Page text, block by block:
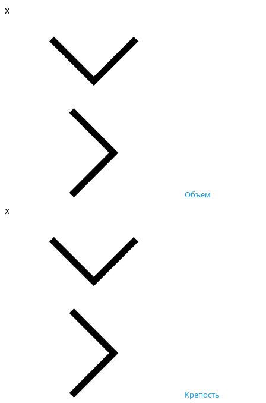
x
Объем
x
Крепость